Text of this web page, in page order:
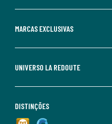
MARCAS EXCLUSIVAS
UNIVERSO LA REDOUTE
DISTINÇÕES